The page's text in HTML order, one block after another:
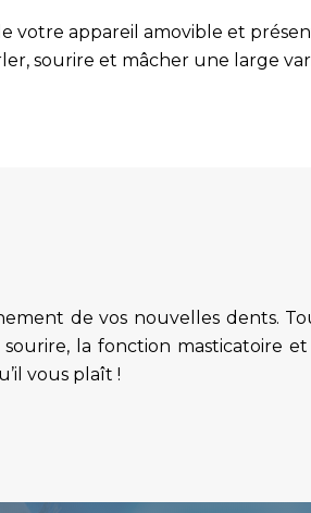
votre appareil amovible et
sourire et mâcher une large
de vos nouvelles dents.
la fonction masticatoire
vous plaît !